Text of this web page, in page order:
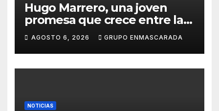
Hugo Marrero, una joven
promesa que crece entre la
música y la pasión por el
Carnaval
AGOSTO 6, 2026 GRUPO ENMASCARADA
NOTICIAS